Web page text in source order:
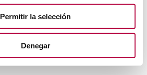
Permitir la selección
Denegar